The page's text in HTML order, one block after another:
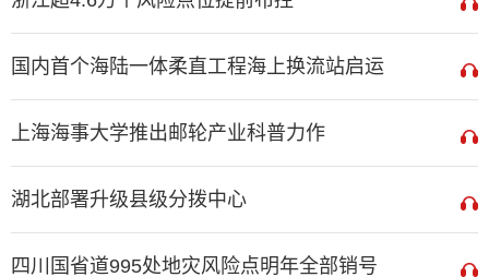
国内首个海陆一体柔直工程海上换流站启运
上海海事大学推出邮轮产业科普力作
湖北部署升级县级分拨中心
四川国省道995处地灾风险点明年全部销号